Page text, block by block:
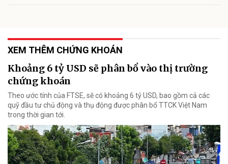
XEM THÊM CHỨNG KHOÁN
Khoảng 6 tỷ USD sẽ phân bổ vào thị trường
chứng khoán
Theo ước tính của FTSE, sẽ có khoảng 6 tỷ USD, bao gồm cả các
quỹ đầu tư chủ động và thụ động được phân bổ TTCK Việt Nam
trong thời gian tới.